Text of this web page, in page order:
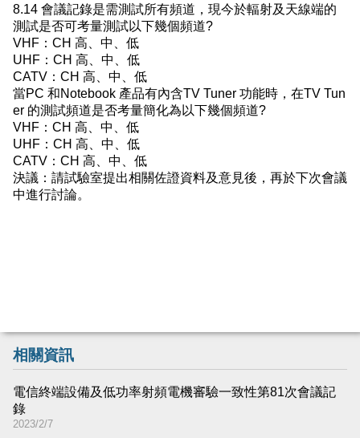
8.14 會議記錄是需測試所有頻道，現今於輻射及天線端的
測試是否可考量測試以下幾個頻道?
VHF：CH 高、中、低
UHF：CH 高、中、低
CATV：CH 高、中、低
當PC 和Notebook 產品有內含TV Tuner 功能時，在TV Tun
er 的測試頻道是否考量簡化為以下幾個頻道?
VHF：CH 高、中、低
UHF：CH 高、中、低
CATV：CH 高、中、低
決議：請試驗室提出相關佐證資料及意見後，再於下次會議
中進行討論。
相關資訊
電信終端設備及低功率射頻電機審驗一致性第81次會議記
錄
2023/2/7